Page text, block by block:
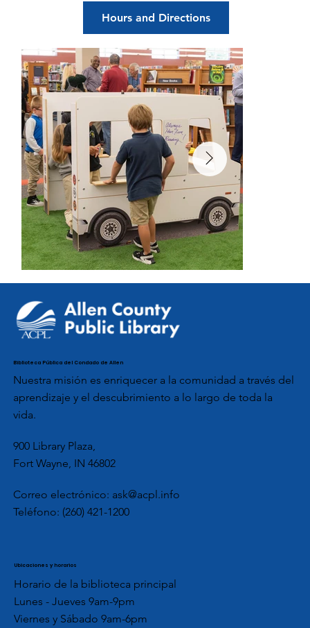
Hours and Directions
Biblioteca Pública del Condado de Allen
Nuestra misión es enriquecer a la comunidad a través del
aprendizaje y el descubrimiento a lo largo de toda la
vida.
900 Library Plaza,
Fort Wayne, IN 46802
Correo electrónico: ask@acpl.info
Teléfono: (260) 421-1200
Ubicaciones y horarios
Horario de la biblioteca principal
Lunes - Jueves 9am-9pm
Viernes y Sábado 9am-6pm